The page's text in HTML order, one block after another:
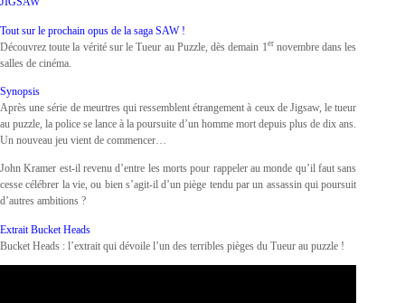
Tout sur le prochain opus de la saga SAW !
Découvrez toute la vérité sur le Tueur au Puzzle, dès demain 1 ernovembre dans les
salles de cinéma.
Synopsis
Après une série de meurtres qui ressemblent étrangement à ceux de Jigsaw, le tueur
au puzzle, la police se lance à la poursuite d’un homme mort depuis plus de dix ans.
Un nouveau jeu vient de commencer…
John Kramer est-il revenu d’entre les morts pour rappeler au monde qu’il faut sans
cesse célébrer la vie, ou bien s’agit-il d’un piège tendu par un assassin qui poursuit
d’autres ambitions ?
Extrait Bucket Heads
Bucket Heads : l’extrait qui dévoile l’un des terribles pièges du Tueur au puzzle !